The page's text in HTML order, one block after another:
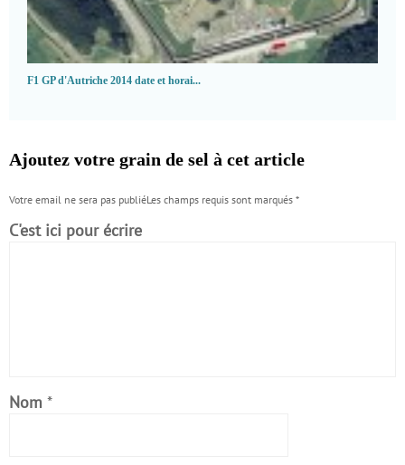
F1 GP d'Autriche 2014 date et horai...
Ajoutez votre grain de sel à cet article
Votre email ne sera pas publiéLes champs requis sont marqués *
C'est ici pour écrire
Nom *